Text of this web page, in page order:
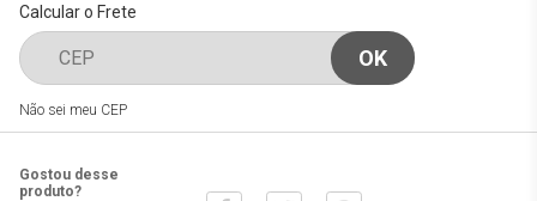
Calcular o Frete
Não sei meu CEP
Gostou desse
produto?